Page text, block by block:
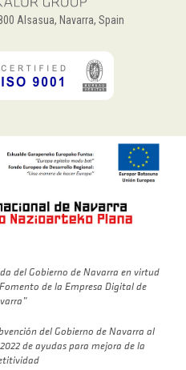
Alsasua, Navarra, Spain
del Gobierno de Navarra en virtud
de la Empresa Digital de
del Gobierno de Navarra al
de ayudas para mejora de la